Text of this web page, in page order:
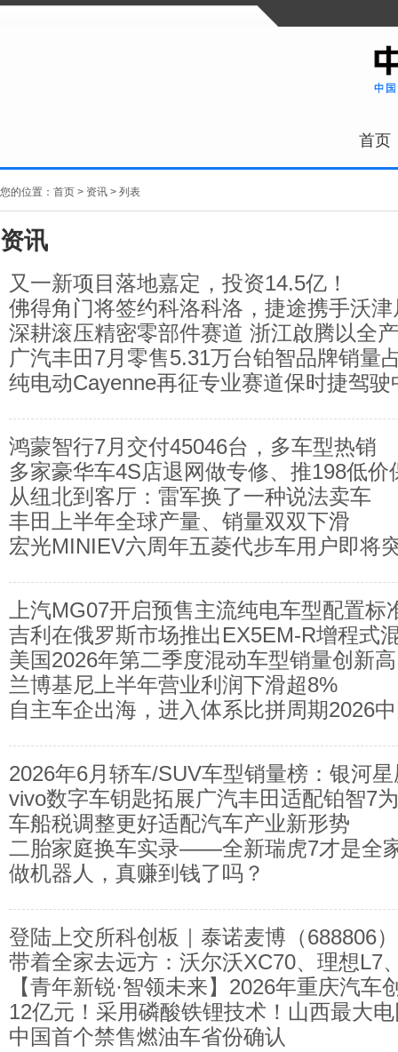
首页
您的位置： 首页 > 资讯 > 列表
资讯
又一新项目落地嘉定，投资14.5亿！
佛得角门将签约科洛科洛，捷途携手沃
程
深耕滚压精密零部件赛道 浙江啟腾以全
造汽车配套标杆
广汽丰田7月零售5.31万台铂智品牌销量
纯电动Cayenne再征专业赛道保时捷驾
鸿蒙智行7月交付45046台，多车型热销
多家豪华车4S店退网做专修、推198低
汽服门店贴身肉搏，
从纽北到客厅：雷军换了一种说法卖车
丰田上半年全球产量、销量双双下滑
宏光MINIEV六周年五菱代步车用户即将
上汽MG07开启预售主流纯电车型配置标
吉利在俄罗斯市场推出EX5EM-R增程式
美国2026年第二季度混动车型销量创新高
兰博基尼上半年营业利润下滑超8%
自主车企出海，进入体系比拼周期2026
2026年6月轿车/SUV车型销量榜：银河
元领跑，新能源车型
vivo数字车钥匙拓展广汽丰田适配铂智7
型
车船税调整更好适配汽车产业新形势
二胎家庭换车实录——全新瑞虎7才是全
案
做机器人，真赚到钱了吗？
登陆上交所科创板｜泰诺麦博（688806
明星产品——抗破伤风单抗共赴新途！
带着全家去远方：沃尔沃XC70、理想L7
DM-p 长途自驾综合实力横评
【青年新锐·智领未来】2026年重庆汽车
新锐专项赛”火热征集中！
12亿元！采用磷酸铁锂技术！山西最大
能电站并网！
中国首个禁售燃油车省份确认